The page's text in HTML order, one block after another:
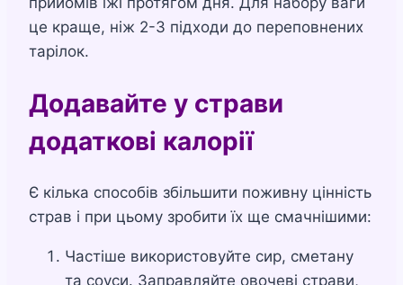
це краще, ніж 2-3 підходи до переповнених
тарілок.
Додавайте у страви
додаткові калорії
Є кілька способів збільшити поживну цінність
страв і при цьому зробити їх ще смачнішими:
Частіше використовуйте сир, сметану
та соуси. Заправляйте овочеві страви,